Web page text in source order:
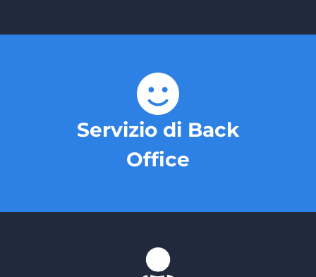
Servizio di Back
Office